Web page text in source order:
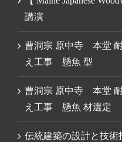
講演
曹洞宗 原中寺 本堂
え工事 懸魚 型
曹洞宗 原中寺 本堂
え工事 懸魚 材選定
伝統建築の設計と技